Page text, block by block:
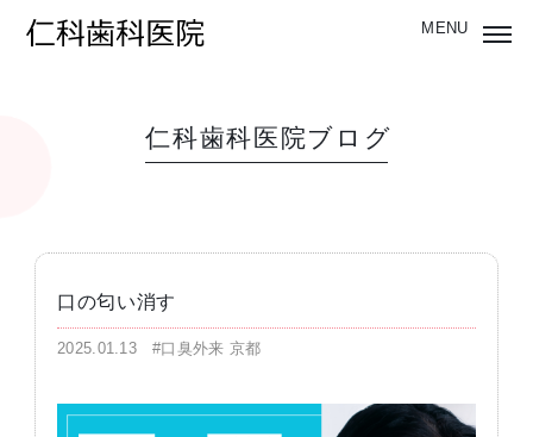
仁科歯科医院ブログ
口の匂い消す
2025.01.13#口臭外来 京都